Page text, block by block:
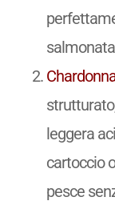
leggera
cartoccio
pesce